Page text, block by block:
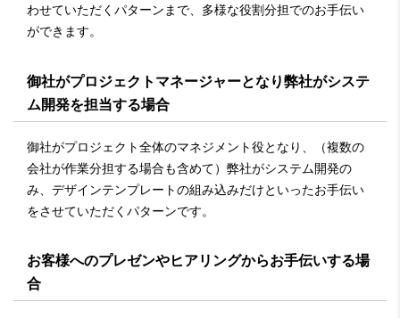
わせていただくパターンまで、多様な役割分担でのお手伝い
ができます。
御社がプロジェクトマネージャーとなり弊社がシステ
ム開発を担当する場合
御社がプロジェクト全体のマネジメント役となり、（複数の
会社が作業分担する場合も含めて）弊社がシステム開発の
み、デザインテンプレートの組み込みだけといったお手伝い
をさせていただくパターンです。
お客様へのプレゼンやヒアリングからお手伝いする場
合